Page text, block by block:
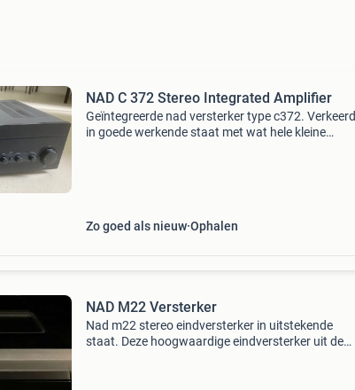
NAD C 372 Stereo Integrated Amplifier
Geïntegreerde nad versterker type c372. Verkeerd
in goede werkende staat met wat hele kleine
Zo goed als nieuw Ophalen
NAD M22 Versterker
Nad m22 stereo eindversterker in uitstekende
staat. Deze hoogwaardige eindversterker uit de